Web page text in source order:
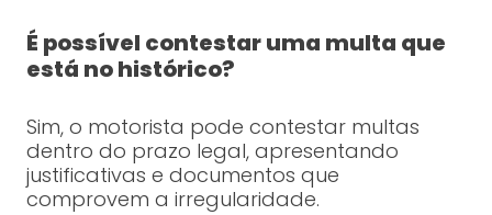
É possível contestar uma multa que
está no histórico?
Sim, o motorista pode contestar multas
dentro do prazo legal, apresentando
justificativas e documentos que
comprovem a irregularidade.